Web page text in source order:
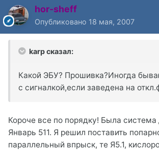
hor-sheff
Опубликовано 18 мая, 2007
karp сказал:
Какой ЭБУ? Прошивка?Иногда
с сигналкой,если заведена на
Короче все по порядку! Была система
Январь 511. Я решил поставить
параллельный впрыск, те Я5.1,